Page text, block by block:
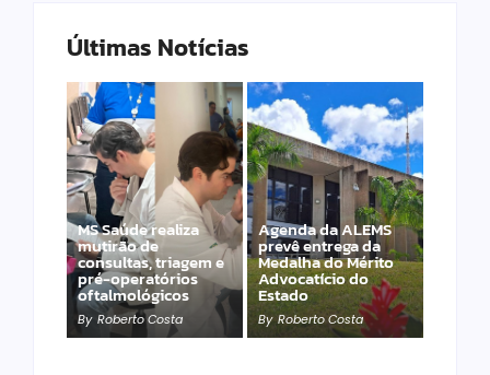
Últimas Notícias
MS Saúde realiza
mutirão de
consultas, triagem e
pré-operatórios
oftalmológicos
By Roberto Costa
Agenda da ALEMS
prevê entrega da
Medalha do Mérito
Advocatício do
Estado
By Roberto Costa
PET – Subea leva
atendimento ao
Jardim Carioca
By Roberto Costa